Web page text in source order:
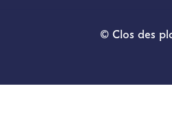
© Clos des